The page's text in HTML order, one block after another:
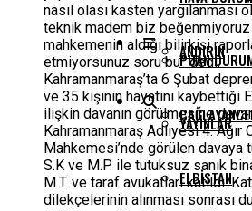
PUAN
YAYINLAR
ANDIRIN
ELBISTAN
nasıl olası kasten yargılanması
teknik madem biz
mahkemenin aldığı bilirkişi
etmiyorsunuz soru bu” dedi.
Kahramanmaraş’ta 6 Şubat
ve 35 kişinin hayatını kaybettiği
ilişkin davanın görülmesine
Kahramanmaraş Adliyesi 4. Ağır
Mahkemesi’nde görülen davaya
S.K ve M.P. ile tutuksuz sanık
M.T. ve taraf avukatları katıldı.
dilekçelerinin alınması sonrası